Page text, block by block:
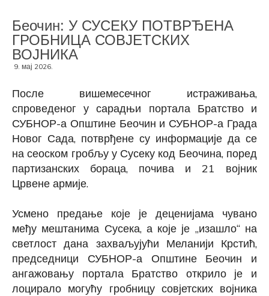
Беочин: У СУСЕКУ ПОТВРЂЕНА
ГРОБНИЦА СОВЈЕТСКИХ
ВОЈНИКА
9. мај 2026.
После вишемесечног истраживања,
спроведеног у сарадњи портала Братство и
СУБНОР-а Општине Беочин и СУБНОР-а Града
Новог Сада, потврђене су информације да се
на сеоском гробљу у Сусеку код Беочина, поред
партизанских бораца, почива и 21 војник
Црвене армије.
Усмено предање које је деценијама чувано
међу мештанима Сусека, а које је „изашло“ на
светлост дана захваљујући Меланији Крстић,
председници СУБНОР-а Општине Беочин и
ангажовању портала Братство открило је и
лоцирало могућу гробницу совјетских војника